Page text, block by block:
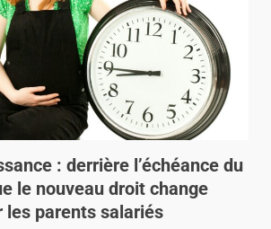
: derrière l’échéance du
le nouveau droit change
les parents salariés